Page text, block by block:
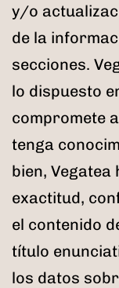
y/o
de la
secciones.
lo dispuesto
compromete
tenga
bien,
exactitud,
el contenido
título
los datos